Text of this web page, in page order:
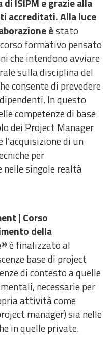
accreditati. Alla luce
èstato
formativo pensato
che intendono avviare
sulla disciplina del
consente di prevedere
In questo
competenze di base
dei Project Manager
di un
per
nelle singole realtà
| Corso
della
®è finalizzato al
base di project
di contesto a quelle
necessarie per
attività come
manager) sia nelle
in quelle private.